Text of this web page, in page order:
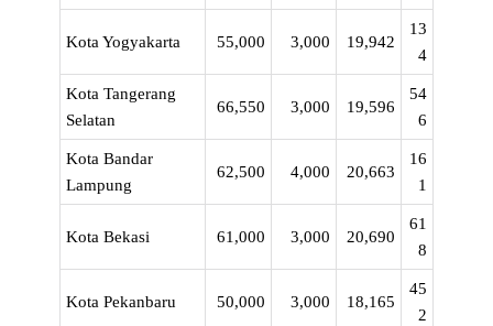
Kota Yogyakarta 55,000 3,000 19,942
13
4
Kota Tangerang
Selatan
66,550 3,000 19,596
54
6
Kota Bandar
Lampung
62,500 4,000 20,663
16
1
Kota Bekasi 61,000 3,000 20,690
61
8
Kota Pekanbaru 50,000 3,000 18,165
45
2